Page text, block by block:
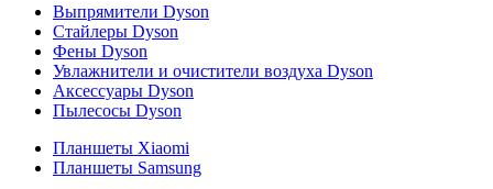
Выпрямители Dyson
Стайлеры Dyson
Фены Dyson
Увлажнители и очистители воздуха Dyson
Аксессуары Dyson
Пылесосы Dyson
Планшеты Xiaomi
Планшеты Samsung